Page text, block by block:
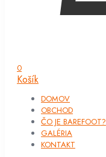
0
Košík
DOMOV
OBCHOD
ČO JE BAREFOOT?
GALÉRIA
KONTAKT